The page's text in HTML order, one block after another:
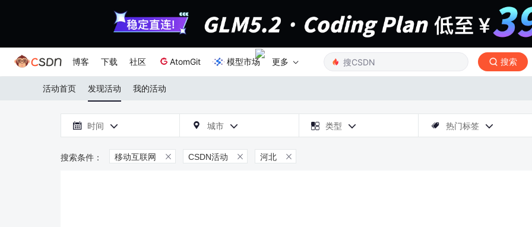
博客 下载 社区 AtomGit 模型市场 更多 搜索
活动首页 发现活动 我的活动
 时间   城市   类型   热门标签 
移动互联网  CSDN活动  河北 